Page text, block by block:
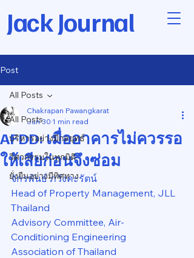
Jack Journal
Post
All Posts
บริหารอย่างมีกลยุทธ์
วิศวกรรมในทุกมิติ
ยั่งยืนอย่างมีทิศทาง
All Posts
AFDD: เมื่ออาคารไม่ควรรอ
ให้เสียก่อนจึงซ่อม
Chakrapan Pawangkarat
Jun 30 1 min read
จักรพันธ์ ภวังคะรัตน์
Head of Property Management, JLL
Thailand
Advisory Committee, Air-
Conditioning Engineering
Association of Thailand